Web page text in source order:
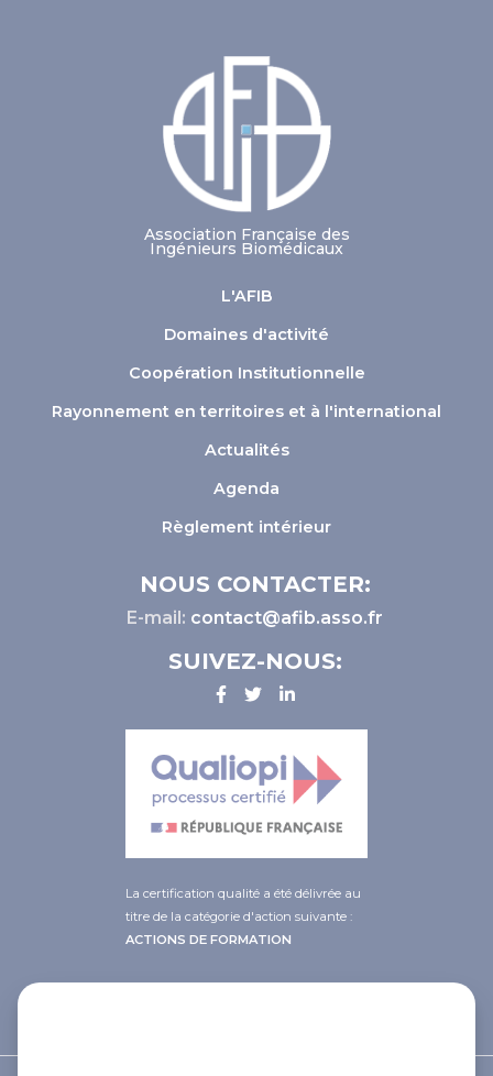
Association Française des
Ingénieurs Biomédicaux
L'AFIB
Domaines d'activité
Coopération Institutionnelle
Rayonnement en territoires et à l'international
Actualités
Agenda
Règlement intérieur
NOUS CONTACTER:
E-mail: contact@afib.asso.fr
SUIVEZ-NOUS:
La certification qualité a été délivrée au
titre de la catégorie d'action suivante :
ACTIONS DE FORMATION